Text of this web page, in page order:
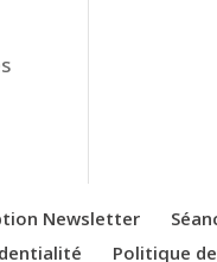
Newsletter
Politique